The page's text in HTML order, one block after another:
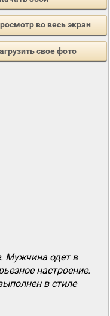
во весь экран
свое фото
Мужчина одет в
настроение.
в стиле